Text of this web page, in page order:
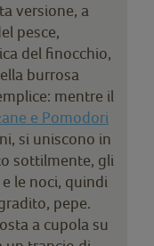
versione, a
pesce,
del finocchio,
burrosa
mentre il
e Pomodori
si uniscono in
sottilmente, gli
le noci, quindi
pepe.
a cupola su